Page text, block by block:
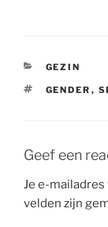
GEZIN
TAGS
GENDER ,
Geef een
Je e-
velden zijn